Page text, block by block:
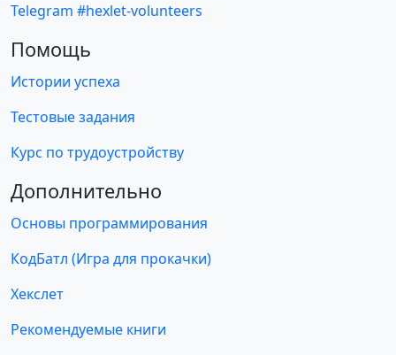
Telegram #hexlet-volunteers
Помощь
Истории успеха
Тестовые задания
Курс по трудоустройству
Дополнительно
Основы программирования
КодБатл (Игра для прокачки)
Хекслет
Рекомендуемые книги